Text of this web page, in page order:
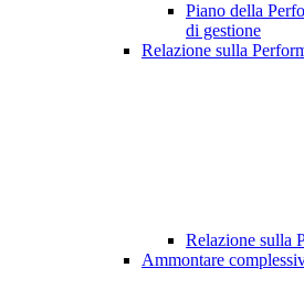
Piano della
di gestione
Relazione sulla
Relazione sulla
Ammontare